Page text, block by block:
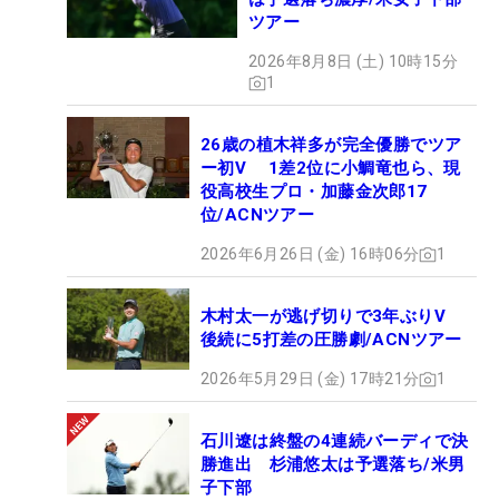
ツアー
2026年8月8日 (土) 10時15分
1
26歳の植木祥多が完全優勝でツア
ー初V 1差2位に小鯛竜也ら、現
役高校生プロ・加藤金次郎17
位/ACNツアー
2026年6月26日 (金) 16時06分 1
木村太一が逃げ切りで3年ぶりV
後続に5打差の圧勝劇/ACNツアー
2026年5月29日 (金) 17時21分 1
石川遼は終盤の4連続バーディで決
勝進出 杉浦悠太は予選落ち/米男
子下部